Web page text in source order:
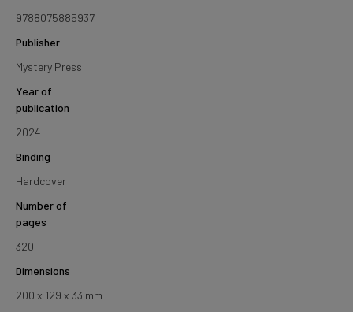
9788075885937
Publisher
Mystery Press
Year of
publication
2024
Binding
Hardcover
Number of
pages
320
Dimensions
200 x 129 x 33 mm